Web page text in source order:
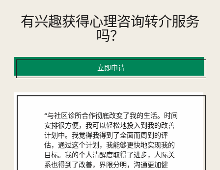
有兴趣获得心理咨询转介服务
吗？
立即申请
“与社区诊所合作彻底改变了我的生活。时间
安排很方便，我可以轻松地投入到我的改善
计划中。我觉得我得到了全面而周到的评
估，通过这个计划，我能够更快地实现我的
目标。我的个人清醒度取得了进步，人际关
系也得到了改善，界限分明，沟通更加健